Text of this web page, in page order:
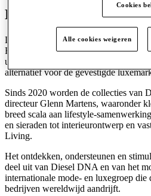
Dat is diesel
Diesel is een innovatief internationaal
Renzo Rosso in 1978. Geworteld in
uitgegroeid tot een leider in premium
alternatief voor de gevestigde
Sinds 2020 worden de collecties van
directeur Glenn Martens, waaronder
breed scala aan lifestyle-
en sieraden tot interieurontwerp en
Living.
Het ontdekken, ondersteunen en
deel uit van Diesel DNA en van het
internationale mode- en luxegroep die
bedrijven wereldwijd aandrijft.
Cookies
Alle cookies weigeren